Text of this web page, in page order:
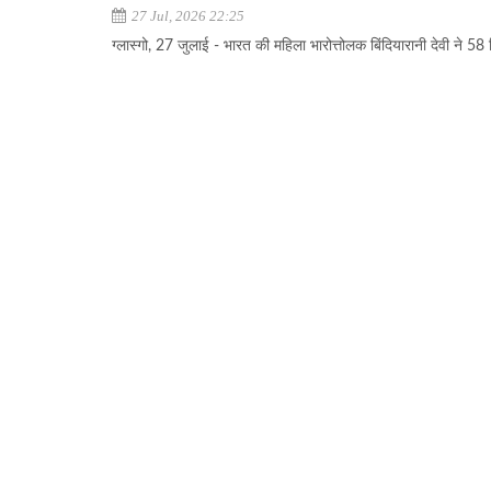
27 Jul, 2026 22:25
ग्लास्गो, 27 जुलाई - भारत की महिला भारोत्तोलक बिंदियारानी देवी ने 58